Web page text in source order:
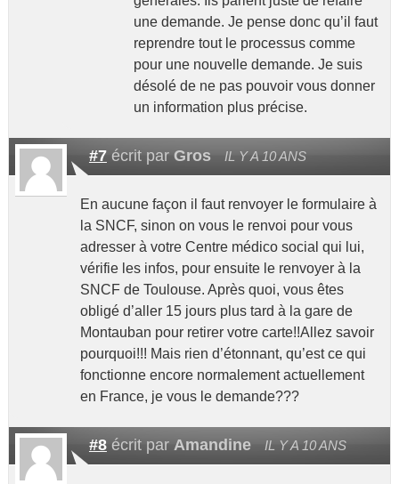
une demande. Je pense donc qu’il faut
reprendre tout le processus comme
pour une nouvelle demande. Je suis
désolé de ne pas pouvoir vous donner
un information plus précise.
#7écrit par Gros IL Y A 10 ANS
En aucune façon il faut renvoyer le formulaire à
la SNCF, sinon on vous le renvoi pour vous
adresser à votre Centre médico social qui lui,
vérifie les infos, pour ensuite le renvoyer à la
SNCF de Toulouse. Après quoi, vous êtes
obligé d’aller 15 jours plus tard à la gare de
Montauban pour retirer votre carte!!Allez savoir
pourquoi!!! Mais rien d’étonnant, qu’est ce qui
fonctionne encore normalement actuellement
en France, je vous le demande???
#8écrit par Amandine IL Y A 10 ANS